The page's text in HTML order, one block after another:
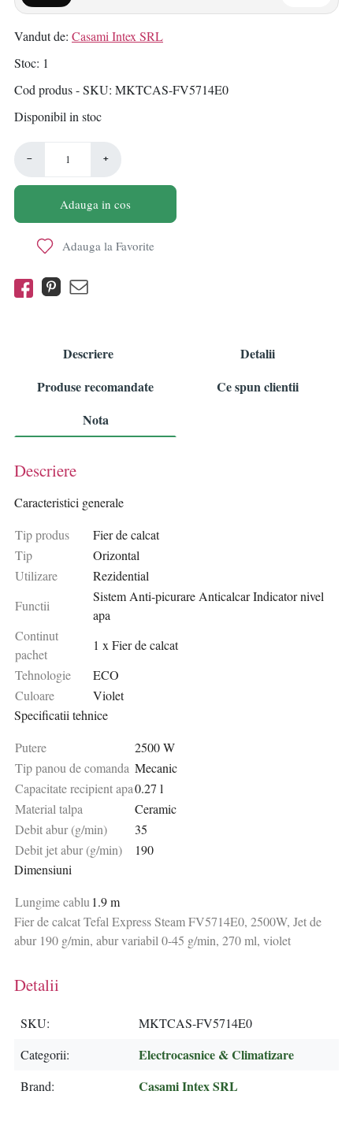
Vandut de: Casami Intex SRL
Stoc 1
Cod produs - SKU MKTCAS-FV5714E0
Disponibil in stoc
− +
Adauga in cos
Adauga la Favorite
Descriere
Detalii
Produse recomandate
Ce spun clientii
Nota
Descriere
Caracteristici generale
Tip produs
Fier de calcat
Tip
Orizontal
Utilizare
Rezidential
Functii
Sistem Anti-picurare Anticalcar Indicator nivel
apa
Continut
pachet
1 x Fier de calcat
Tehnologie
ECO
Culoare
Violet
Specificatii tehnice
Putere
2500 W
Tip panou de comanda Mecanic
Capacitate recipient apa0.27 l
Material talpa
Ceramic
Debit abur (g/min)
35
Debit jet abur (g/min)
190
Dimensiuni
Lungime cablu 1.9 m
Fier de calcat Tefal Express Steam FV5714E0, 2500W, Jet de
abur 190 g/min, abur variabil 0-45 g/min, 270 ml, violet
Detalii
SKU
MKTCAS-FV5714E0
Categorii
Electrocasnice & Climatizare
Brand Casami Intex SRL